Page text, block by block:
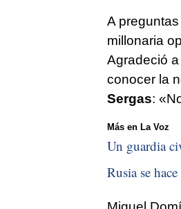
A
millonaria
Agradeció
conocer la
Sergas:
Más en La Voz
Un guardia
Rusia se